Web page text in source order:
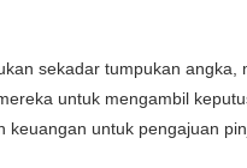
sekadar tumpukan angka,
untuk mengambil
keuangan untuk pengajuan